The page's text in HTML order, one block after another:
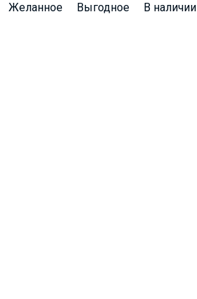
Желанное Выгодное В наличии